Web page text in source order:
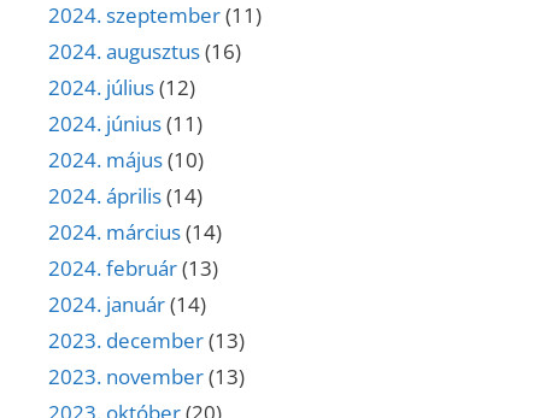
2024. szeptember(11)
2024. augusztus(16)
2024. július(12)
2024. június(11)
2024. május(10)
2024. április(14)
2024. március(14)
2024. február(13)
2024. január(14)
2023. december(13)
2023. november(13)